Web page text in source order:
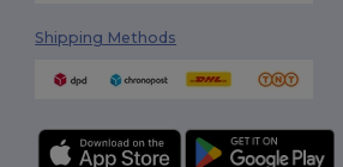
Shipping Methods